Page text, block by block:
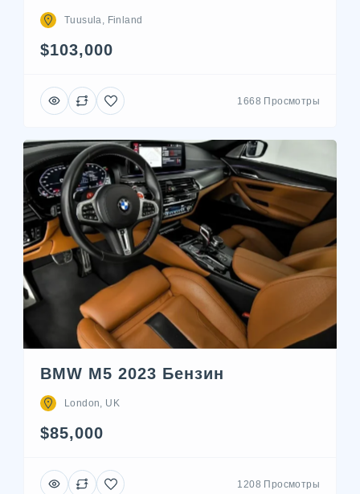
Tuusula, Finland
$103,000
1668 Просмотры
BMW M5 2023 Бензин
London, UK
$85,000
1208 Просмотры